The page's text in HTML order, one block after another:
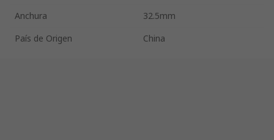
Anchura
32.5mm
País de Origen
China